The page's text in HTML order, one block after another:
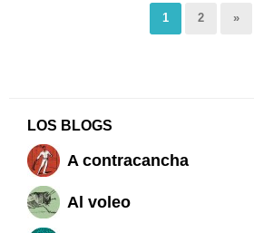
1 2 »
LOS BLOGS
A contracancha
Al voleo